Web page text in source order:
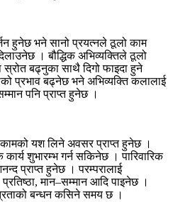
हुनेछ भने सानो प्रयत्नले ठूलो काम
। बौद्धिक अभिव्यक्तिले ठूलो
बढ्नुका साथै दिगो फाइदा हुने
प्रभाव बढ्नेछ भने अभिव्यक्ति कलालाई
पनि प्राप्त हुनेछ ।
कामको यश लिने अवसर प्राप्त हुनेछ ।
शुभारम्भ गर्न सकिनेछ । पारिवारिक
प्राप्त हुनेछ । परम्परालाई
मान–सम्मान आदि पाइनेछ ।
बन्धन कसिने समय छ ।